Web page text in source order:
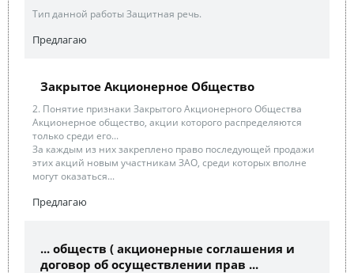
Тип данной работы Защитная речь.
Предлагаю
Закрытое Акционерное Общество
2. Понятие признаки Закрытого Акционерного Общества
Акционерное общество, акции которого распределяются
только среди его...
За каждым из них закреплено право последующей продажи
этих акций новым участникам ЗАО, среди которых вполне
могут оказаться...
Предлагаю
... обществ ( акционерные соглашения и
договор об осуществлении прав ...